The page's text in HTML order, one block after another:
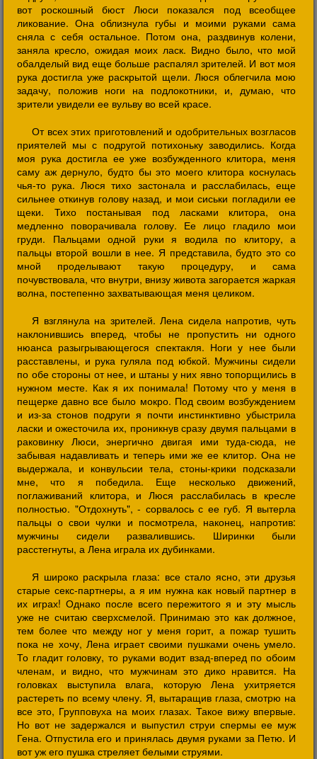
вот роскошный бюст Люси показался под всеобщее
ликование. Она облизнула губы и моими руками сама
сняла с себя остальное. Потом она, раздвинув колени,
заняла кресло, ожидая моих ласк. Видно было, что мой
обалделый вид еще больше распалял зрителей. И вот моя
рука достигла уже раскрытой щели. Люся облегчила мою
задачу, положив ноги на подлокотники, и, думаю, что
зрители увидели ее вульву во всей красе.
От всех этих приготовлений и одобрительных возгласов
приятелей мы с подругой потихоньку заводились. Когда
моя рука достигла ее уже возбужденного клитора, меня
саму аж дернуло, будто бы это моего клитора коснулась
чья-то рука. Люся тихо застонала и расслабилась, еще
сильнее откинув голову назад, и мои сиськи погладили ее
щеки. Тихо постанывая под ласками клитора, она
медленно поворачивала голову. Ее лицо гладило мои
груди. Пальцами одной руки я водила по клитору, а
пальцы второй вошли в нее. Я представила, будто это со
мной проделывают такую процедуру, и сама
почувствовала, что внутри, внизу живота загорается жаркая
волна, постепенно захватывающая меня целиком.
Я взглянула на зрителей. Лена сидела напротив, чуть
наклонившись вперед, чтобы не пропустить ни одного
нюанса разыгрывающегося спектакля. Ноги у нее были
расставлены, и рука гуляла под юбкой. Мужчины сидели
по обе стороны от нее, и штаны у них явно топорщились в
нужном месте. Как я их понимала! Потому что у меня в
пещерке давно все было мокро. Под своим возбуждением
и из-за стонов подруги я почти инстинктивно убыстрила
ласки и ожесточила их, проникнув сразу двумя пальцами в
раковинку Люси, энергично двигая ими туда-сюда, не
забывая надавливать и теперь ими же ее клитор. Она не
выдержала, и конвульсии тела, стоны-крики подсказали
мне, что я победила. Еще несколько движений,
поглаживаний клитора, и Люся расслабилась в кресле
полностью. "Отдохнуть", - сорвалось с ее губ. Я вытерла
пальцы о свои чулки и посмотрела, наконец, напротив:
мужчины сидели развалившись. Ширинки были
расстегнуты, а Лена играла их дубинками.
Я широко раскрыла глаза: все стало ясно, эти друзья
старые секс-партнеры, а я им нужна как новый партнер в
их играх! Однако после всего пережитого я и эту мысль
уже не считаю сверхсмелой. Принимаю это как должное,
тем более что между ног у меня горит, а пожар тушить
пока не хочу, Лена играет своими пушками очень умело.
То гладит головку, то руками водит взад-вперед по обоим
членам, и видно, что мужчинам это дико нравится. На
головках выступила влага, которую Лена ухитряется
растереть по всему члену. Я, вытаращив глаза, смотрю на
все это, Групповуха на моих глазах. Такое вижу впервые.
Но вот не задержался и выпустил струи спермы ее муж
Гена. Отпустила его и принялась двумя руками за Петю. И
вот уж его пушка стреляет белыми струями.